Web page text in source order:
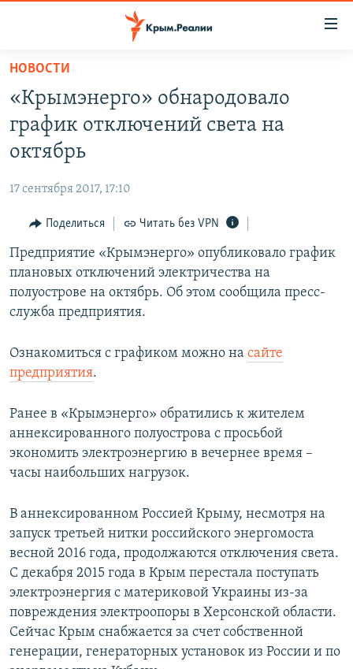
Вернуться
основному
содержанию
Вернутся
главной
навигации
Вернутся
поиску
СПЕЦПРОЕКТЫ
ГРУЗ 200
11 ЛЕТ ОККУПАЦИИ КРЫМА. 11 ИСТОРИЙ СОПРОТИВЛЕНИЯ
ВОДА
ЕЩЕ
ИНТЕРАКТИВ
ИНФОГРАФИКА
ТЕЛЕПРОЕКТ КРЫМ.РЕАЛИИ
СОВЕТЫ ПРАВОЗАЩИТНИКОВ
ПОБЕДИТЕЛЕЙ НЕ СУДЯТ?
УКРАИНСКАЯ ПРОБЛЕМА КРЫМА
РАДІО СВОБОДА
КАК ОБОЙТИ БЛОКИРОВКУ
Українською
Qırımtatar
Все сайты RFE/RL
НОВОСТИ
«Крымэнерго» обнародовало
график отключений света на
октябрь
17 сентября 2017, 17:10
Поделиться Читать без VPN
Предприятие «Крымэнерго» опубликовало график
плановых отключений электричества на
полуострове на октябрь. Об этом сообщила пресс-
служба предприятия.
Ознакомиться с графиком можно на сайте
предприятия.
Ранее в «Крымэнерго» обратились к жителем
аннексированного полуострова с просьбой
экономить электроэнергию в вечернее время –
часы наибольших нагрузок.
В аннексированном Россией Крыму, несмотря на
запуск третьей нитки российского энергомоста
весной 2016 года, продолжаются отключения света.
С декабря 2015 года в Крым перестала поступать
электроэнергия с материковой Украины из-за
повреждения электроопоры в Херсонской области.
Сейчас Крым снабжается за счет собственной
генерации, генераторных установок из России и по